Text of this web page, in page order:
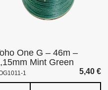
One G – 46m –
Mint Green
1 5,40 €